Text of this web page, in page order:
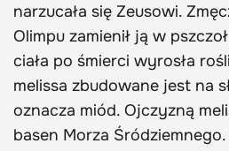
narzucała się Zeusowi.
Olimpu zamienił ją w
ciała po śmierci wyrosła
melissa zbudowane jest na
oznacza miód. Ojczyzną
basen Morza Śródziemnego.